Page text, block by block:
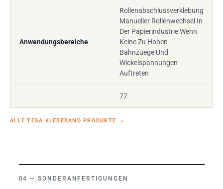
Anwendungsbereiche
Rollenabschlussverklebung
Manueller Rollenwechsel In
Der Papierindustrie Wenn
Keine Zu Hohen
Bahnzuege Und
Wickelspannungen
Auftreten
77
ALLE TESA KLEBEBAND PRODUKTE →
SONDERANFERTIGUNGEN